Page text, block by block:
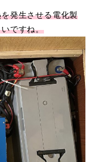
発生させる電化製
ですね。